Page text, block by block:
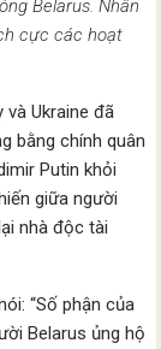
Belarus. Nhân
cực các hoạt
và Ukraine đã
bằng chính quân
Putin khỏi
giữa người
nhà độc tài
“Số phận của
Belarus ủng hộ